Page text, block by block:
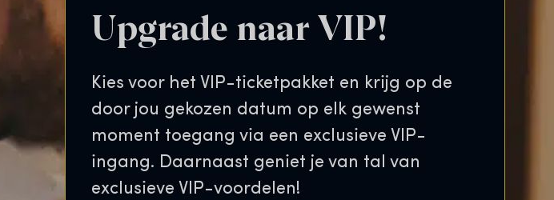
Upgrade naar VIP!
Kies voor het VIP-ticketpakket en krijg op de
door jou gekozen datum op elk gewenst
moment toegang via een exclusieve VIP-
ingang. Daarnaast geniet je van tal van
exclusieve VIP-voordelen!